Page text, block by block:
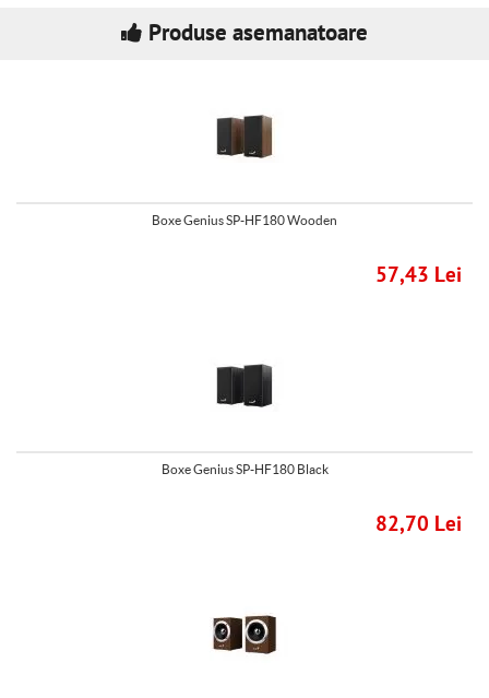
Produse asemanatoare
Boxe Genius SP-HF180 Wooden
57,43 Lei
Boxe Genius SP-HF180 Black
82,70 Lei